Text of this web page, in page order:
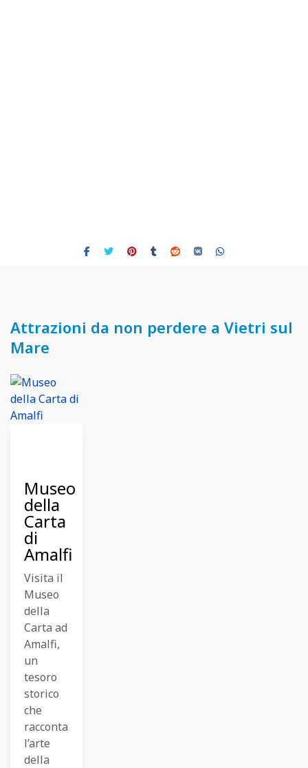
Attrazioni da non perdere a Vietri sul
Mare
Museo
della
Carta
di
Amalfi
Visita il
Museo
della
Carta ad
Amalfi,
un
tesoro
storico
che
racconta
l’arte
della